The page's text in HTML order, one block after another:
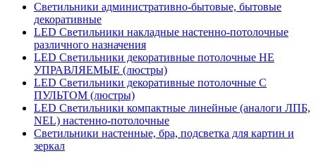
Светильники административно-бытовые, бытовые
декоративные
LED Cветильники накладные настенно-потолочные
различного назначения
LED Светильники декоративные потолочные НЕ
УПРАВЛЯЕМЫЕ (люстры)
LED Светильники декоративные потолочные С
ПУЛЬТОМ (люстры)
LED Светильники компактные линейные (аналоги ЛПБ,
NEL) настенно-потолочные
Светильники настенные, бра, подсветка для картин и
зеркал